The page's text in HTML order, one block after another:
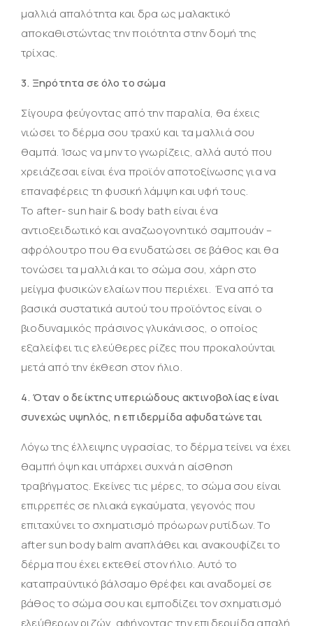
μαλλιά απαλότητα και δρα ως μαλακτικό
αποκαθιστώντας την ποιότητα στην δομή της
τρίχας.
3. Ξηρότητα σε όλο το σώμα
Σίγουρα φεύγοντας από την παραλία, θα έχεις
νιώσει το δέρμα σου τραχύ και τα μαλλιά σου
θαμπά. Ίσως να μην το γνωρίζεις, αλλά αυτό που
χρειάζεσαι είναι ένα προϊόν αποτοξίνωσης για να
επαναφέρεις τη φυσική λάμψη και υφή τους.
Το after- sun hair & body bath είναι ένα
αντιοξειδωτικό και αναζωογονητικό σαμπουάν –
αφρόλουτρο που θα ενυδατώσει σε βάθος και θα
τονώσει τα μαλλιά και το σώμα σου, χάρη στο
μείγμα φυσικών ελαίων που περιέχει. Ένα από τα
βασικά συστατικά αυτού του προϊόντος είναι o
βιοδυναμικός πράσινος γλυκάνισος, ο οποίος
εξαλείφει τις ελεύθερες ρίζες που προκαλούνται
μετά από την έκθεση στον ήλιο.
4. Όταν ο δείκτης υπεριώδους ακτινοβολίας είναι
συνεχώς υψηλός, η επιδερμίδα αφυδατώνεται
Λόγω της έλλειψης υγρασίας, το δέρμα τείνει να έχει
θαμπή όψη και υπάρχει συχνά η αίσθηση
τραβήγματος. Εκείνες τις μέρες, το σώμα σου είναι
επιρρεπές σε ηλιακά εγκαύματα, γεγονός που
επιταχύνει το σχηματισμό πρόωρων ρυτίδων. Το
after sun body balm αναπλάθει και ανακουφίζει το
δέρμα που έχει εκτεθεί στον ήλιο. Αυτό το
καταπραϋντικό βάλσαμο θρέφει και αναδομεί σε
βάθος το σώμα σου και εμποδίζει τον σχηματισμό
ελεύθερων ριζών, αφήνοντας την επιδερμίδα απαλή